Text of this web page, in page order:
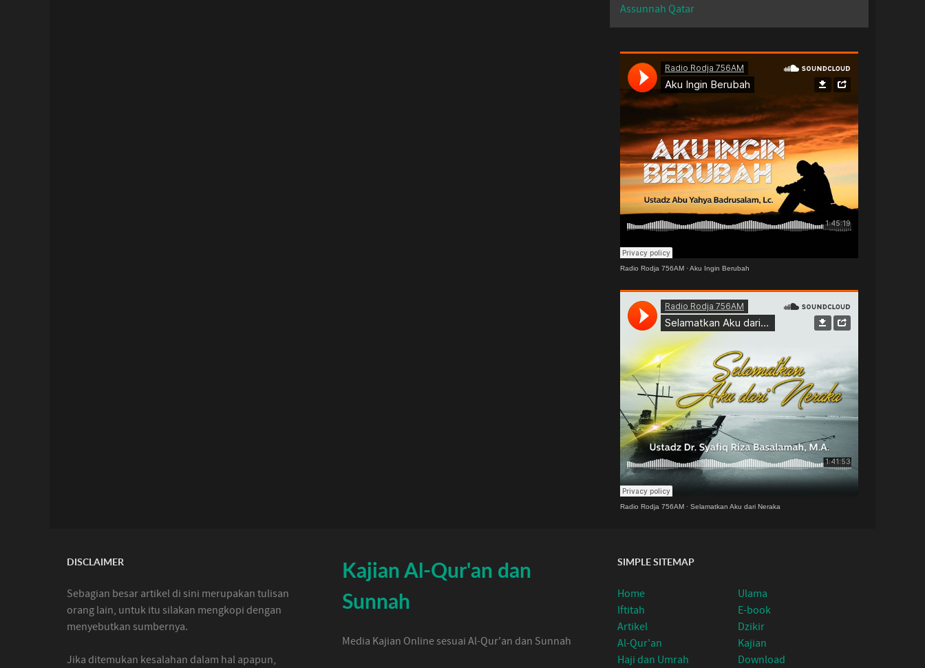
Assunnah Qatar
Radio Rodja 756AM ·Aku Ingin Berubah
Radio Rodja 756AM · Selamatkan Aku dari Neraka
DISCLAIMER
Sebagian besar artikel di sini merupakan tulisan
orang lain, untuk itu silakan mengkopi dengan
menyebutkan sumbernya.
Jika ditemukan kesalahan dalam hal apapun,
Kajian Al-Qur'an dan
Sunnah
Media Kajian Online sesuai Al-Qur'an dan Sunnah
SIMPLE SITEMAP
Home
Iftitah
Artikel
Al-Qur'an
Haji dan Umrah
Ulama
E-book
Dzikir
Kajian
Download